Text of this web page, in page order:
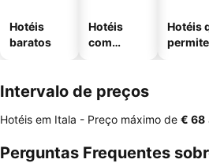
Hotéis
baratos
Hotéis
com
Hotéis
Intervalo de preços
Hotéis em Itala - Preço máximo de ‎€ 68
Perguntas Frequentes